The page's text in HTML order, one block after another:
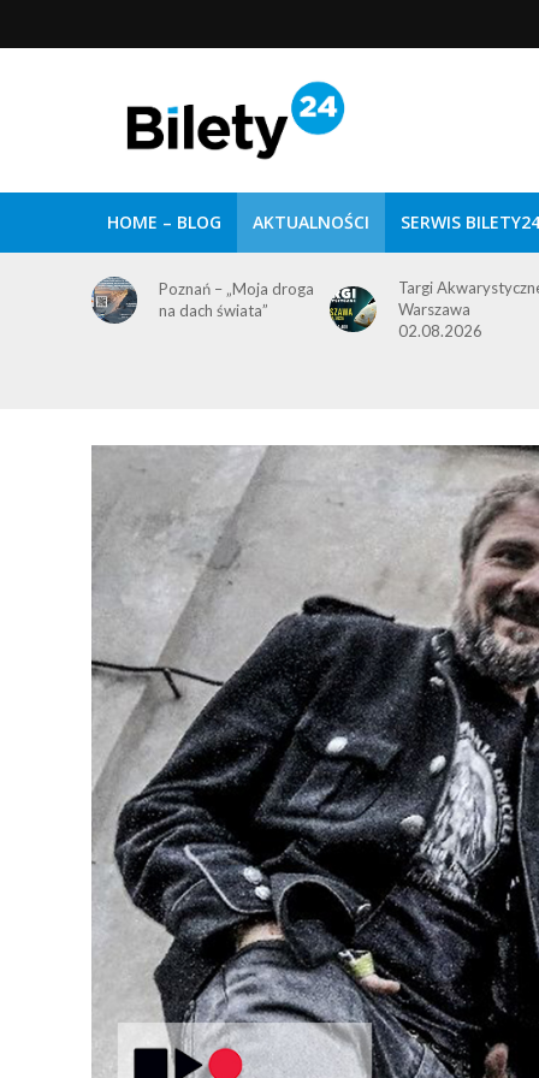
HOME – BLOG AKTUALNOŚCI SERWIS BILETY24
Poznań – „Moja droga
na dach świata”
Targi
Warszawa
02.08.2026